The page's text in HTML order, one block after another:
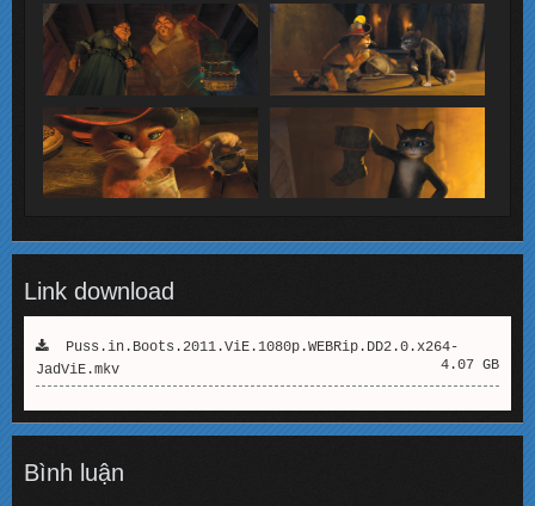
Link download
Puss.in.Boots.2011.ViE.1080p.WEBRip.DD2.0.x264-
JadViE.mkv
4.07 GB
Bình luận